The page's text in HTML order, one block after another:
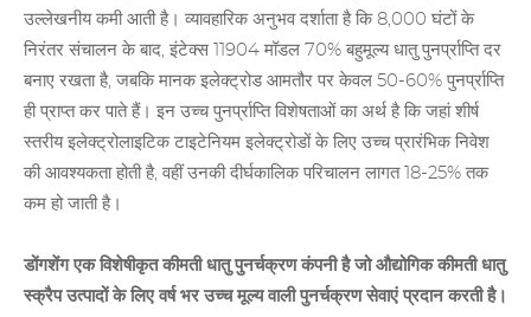
उल्लेखनीय कमी आती है। व्यावहारिक अनुभव दर्शाता है कि 8,000 घंटों के
निरंतर संचालन के बाद, इंटेक्स 11904 मॉडल 70% बहुमूल्य धातु पुनर्प्राप्ति दर
बनाए रखता है, जबकि मानक इलेक्ट्रोड आमतौर पर केवल 50-60% पुनर्प्राप्ति
ही प्राप्त कर पाते हैं। इन उच्च पुनर्प्राप्ति विशेषताओं का अर्थ है कि जहां शीर्ष
स्तरीय इलेक्ट्रोलाइटिक टाइटेनियम इलेक्ट्रोडों के लिए उच्च प्रारंभिक निवेश
की आवश्यकता होती है, वहीं उनकी दीर्घकालिक परिचालन लागत 18-25% तक
कम हो जाती है।
डोंगशेंग एक विशेषीकृत कीमती धातु पुनर्चक्रण कंपनी है जो औद्योगिक कीमती धातु
स्क्रैप उत्पादों के लिए वर्ष भर उच्च मूल्य वाली पुनर्चक्रण सेवाएं प्रदान करती है।